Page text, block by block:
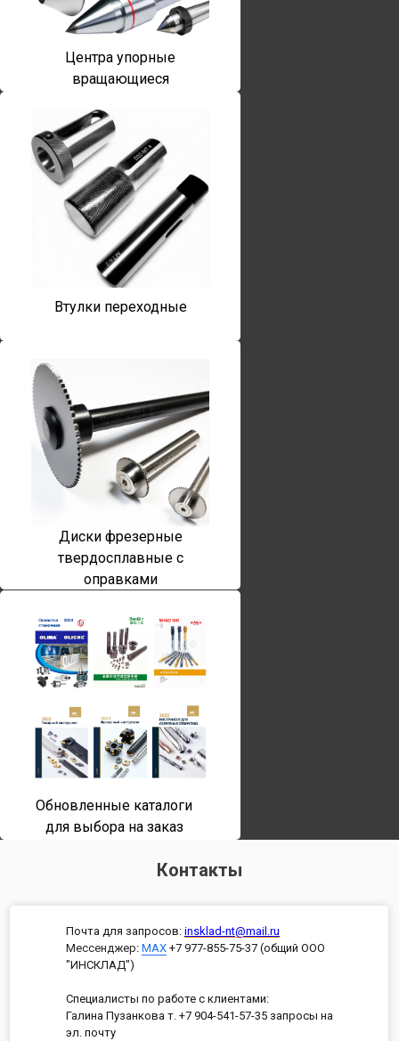
Центра упорные
вращающиеся
Втулки переходные
Диски фрезерные
твердосплавные с
оправками
Обновленные каталоги
для выбора на заказ
Контакты
Почта для запросов: insklad-nt@mail.ru
Мессенджер: MAX +7 977-855-75-37 (общий ООО
"ИНСКЛАД")
Специалисты по работе с клиентами:
Галина Пузанкова т. +7 904-541-57-35 запросы на
эл. почту